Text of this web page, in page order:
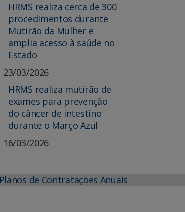
HRMS realiza cerca de 300
procedimentos durante
Mutirão da Mulher e
amplia acesso à saúde no
Estado
23/03/2026
HRMS realiza mutirão de
exames para prevenção
do câncer de intestino
durante o Março Azul
16/03/2026
Planos de Contratações Anuais